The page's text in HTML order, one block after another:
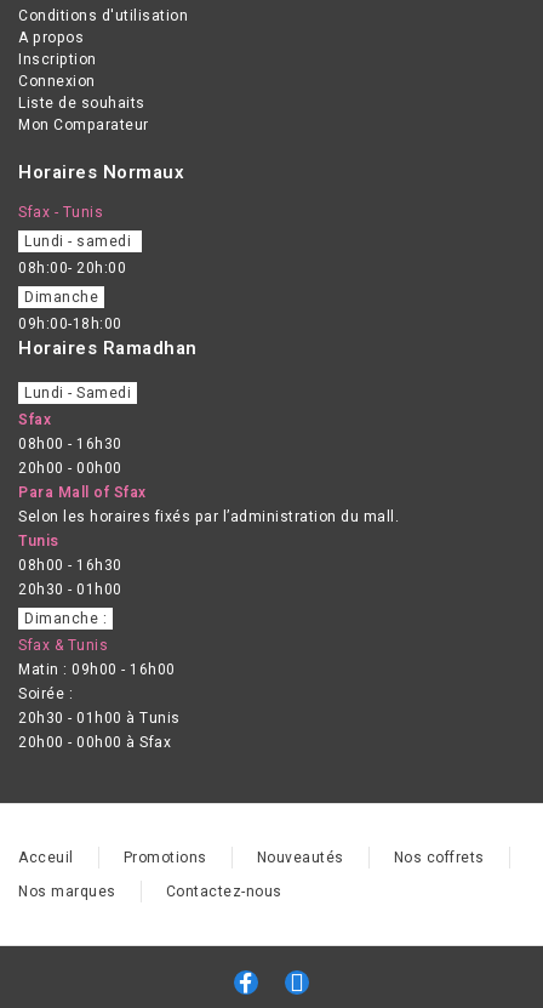
Conditions d'utilisation
A propos
Inscription
Connexion
Liste de souhaits
Mon Comparateur
Horaires Normaux
Sfax - Tunis
Lundi - samedi
08h:00- 20h:00
Dimanche
09h:00-18h:00
Horaires Ramadhan
Lundi - Samedi
Sfax
08h00 - 16h30
20h00 - 00h00
Para Mall of Sfax
Selon les horaires fixés par l’administration du mall.
Tunis
08h00 - 16h30
20h30 - 01h00
Dimanche :
Sfax & Tunis
Matin : 09h00 - 16h00
Soirée :
20h30 - 01h00 à Tunis
20h00 - 00h00 à Sfax
Acceuil Promotions Nouveautés
Nos coffrets
Nos marques
Contactez-nous